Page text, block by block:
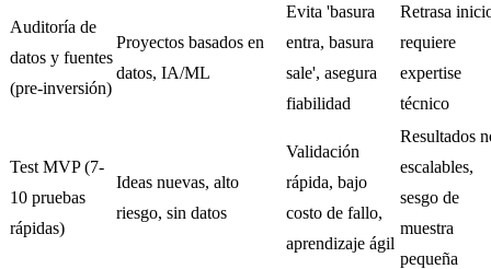
Auditoría de
datos y fuentes
(pre-inversión)
Proyectos basados en
datos, IA/ML
Evita 'basura
entra, basura
sale', asegura
fiabilidad
Retrasa
requiere
expertise
técnico
Test MVP (7-
10 pruebas
rápidas)
Ideas nuevas, alto
riesgo, sin datos
Validación
rápida, bajo
costo de fallo,
aprendizaje ágil
Resultados
escalables,
sesgo de
muestra
pequeña